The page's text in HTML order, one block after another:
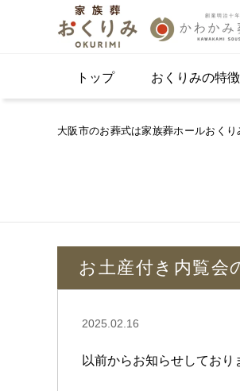
トップ おくりみの特徴
大阪市のお葬式は家族葬ホールおくり
お土産付き内覧会
2025.02.16
以前からお知らせしてお